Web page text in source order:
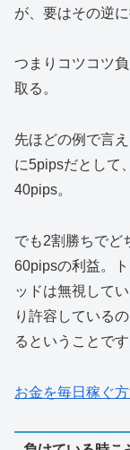
が、要はその逆に
つまりコツコツ
取る。
先ほどの例で言
に5pipsだとして
40pips。
でも2割勝ちでど
60pipsの利益。
ッドは無視して
り許容している
るということです
お金を毎日稼ぐ方